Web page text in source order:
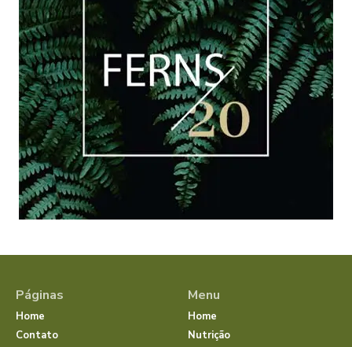
Páginas
Home
Contato
Menu
Home
Nutrição